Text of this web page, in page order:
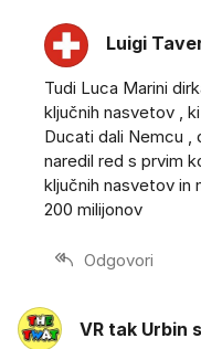
Luigi
Tudi Luca Marini
ključnih nasvetov ,
Ducati dali Nemcu ,
naredil red s prvim
ključnih nasvetov in
200 milijonov
Odgovori
VR tak Urbin